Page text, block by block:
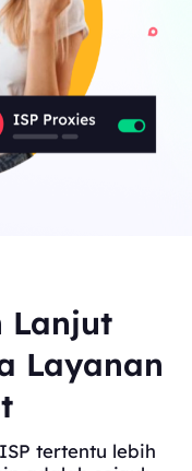
Lanjut
Layanan
tertentu lebih